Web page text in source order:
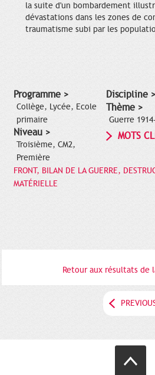
la suite d'un bombardement
dévastations dans les zones de
traumatisme subi par les
Programme >
Collège, Lycée, Ecole
primaire
Niveau >
Troisième, CM2,
Première
Discipline >
Thème >
Guerre
MOTS
FRONT, BILAN DE LA GUERRE,
MATÉRIELLE
Retour aux résultats de